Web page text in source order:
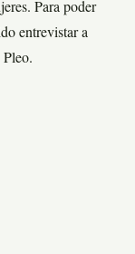
Para poder
entrevistar a